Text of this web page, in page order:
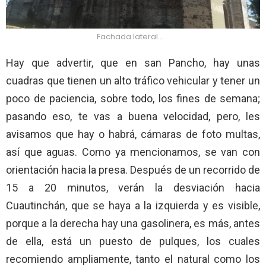
Fachada lateral…
Hay que advertir, que en san Pancho, hay unas
cuadras que tienen un alto tráfico vehicular y tener un
poco de paciencia, sobre todo, los fines de semana;
pasando eso, te vas a buena velocidad, pero, les
avisamos que hay o habrá, cámaras de foto multas,
así que aguas. Como ya mencionamos, se van con
orientación hacia la presa. Después de un recorrido de
15 a 20 minutos, verán la desviación hacia
Cuautinchán, que se haya a la izquierda y es visible,
porque a la derecha hay una gasolinera, es más, antes
de ella, está un puesto de pulques, los cuales
recomiendo ampliamente, tanto el natural como los